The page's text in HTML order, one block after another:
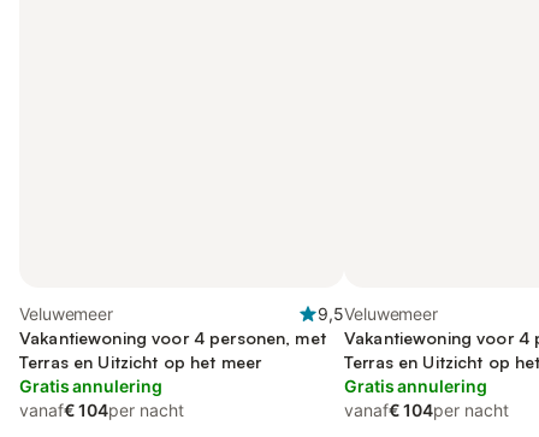
Veluwemeer
9,5
Vakantiewoning voor 4 personen, met
Terras en Uitzicht op het meer
Gratis annulering
vanaf€ 104per nacht
Veluwemeer
Vakantiewoning voor 4
Terras en Uitzicht op
Gratis annulering
vanaf€ 104per nacht